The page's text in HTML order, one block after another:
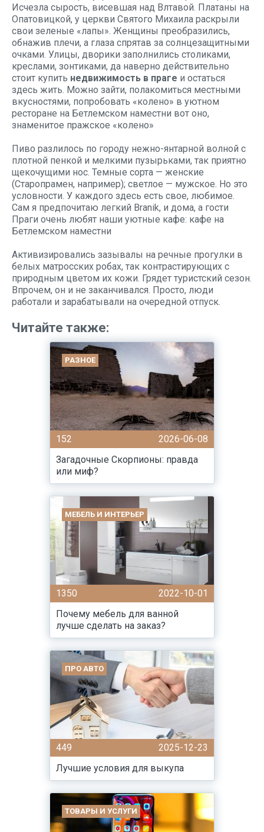
Исчезла сырость, висевшая над Влтавой. Платаны на
Опатовицкой, у церкви Святого Михаила раскрыли
свои зеленые «лапы». Женщины преобразились,
обнажив плечи, а глаза спрятав за солнцезащитными
очками. Улицы, дворики заполнились столиками,
креслами, зонтиками, да наверно действительно
стоит купить недвижимость в праге и остаться
здесь жить. Можно зайти, полакомиться местными
вкусностями, попробовать «колено» в уютном
ресторане на Бетлемском наместни вот оно,
знаменитое пражское «колено»
Пиво разлилось по городу нежно-янтарной волной с
плотной пенкой и мелкими пузырьками, так приятно
щекочущими нос. Темные сорта — женские
(Старопрамен, например); светлое — мужское. Но это
условности. У каждого здесь есть свое, любимое.
Сам я предпочитаю легкий Branik, и дома, а гости
Праги очень любят наши уютные кафе: кафе на
Бетлемском наместни
Активизировались зазывалы на речные прогулки в
белых матросских робах, так контрастирующих с
природным цветом их кожи. Грядет туристский сезон.
Впрочем, он и не заканчивался. Просто, люди
работали и зарабатывали на очередной отпуск.
Читайте также:
РАЗНОЕ
152
2026-06-08
Загадочные Скорпионы: правда
или миф?
МЕБЕЛЬ И ИНТЕРЬЕР
1350
2022-10-01
Почему мебель для ванной
лучше сделать на заказ?
ПРО АВТО
449
2025-12-23
Лучшие условия для выкупа
ТОВАРЫ И УСЛУГИ